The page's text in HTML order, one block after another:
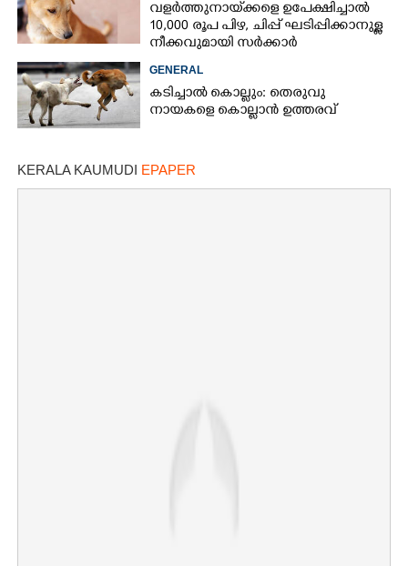
വളർത്തുനായ്‌ക്കളെ ഉപേക്ഷിച്ചാൽ
10,000 രൂപ പിഴ, ചിപ്പ് ഘടിപ്പിക്കാനുള്ള
നീക്കവുമായി സർക്കാർ
GENERAL
കടിച്ചാൽ കൊല്ലും: തെരുവു
നായകളെ കൊല്ലാൻ ഉത്തരവ്
KERALA KAUMUDI EPAPER